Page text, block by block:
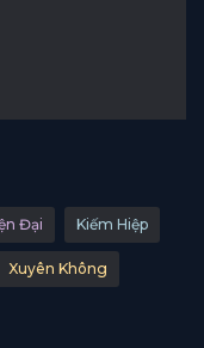
Đại Kiếm Hiệp
Xuyên Không